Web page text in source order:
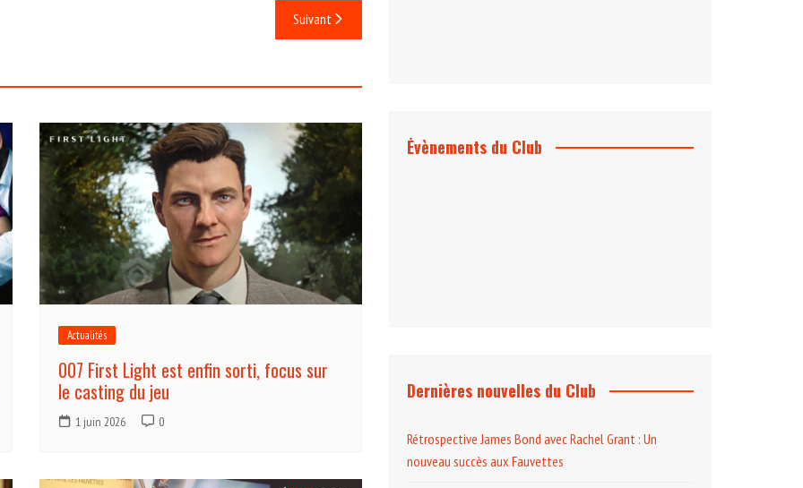
Suivant
Actualités
007 First Light est enfin sorti, focus sur
le casting du jeu
1 juin 2026 0
Évènements du Club
Dernières nouvelles du Club
Rétrospective James Bond avec Rachel Grant : Un
nouveau succès aux Fauvettes